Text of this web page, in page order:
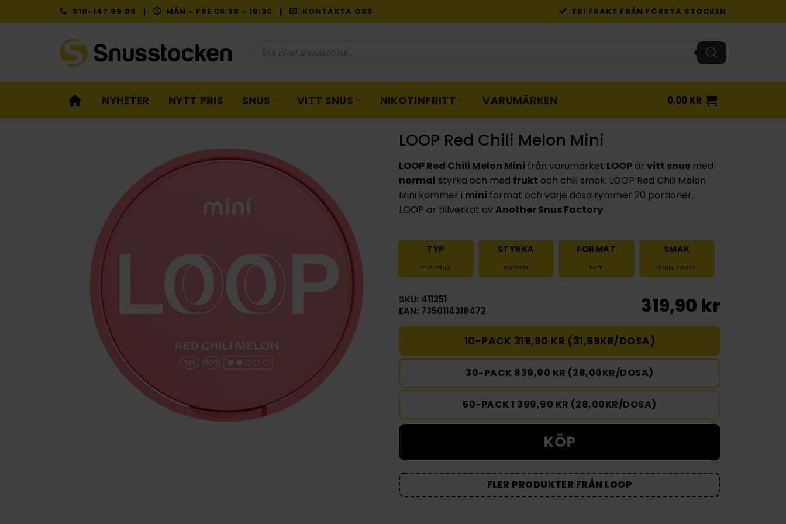
to
010-147 99 00 | MÅN - FRE 08:30 - 19:30 | KONTAKTA OSS FRI FRAKT FRÅN FÖRSTA STOCKEN
NYHETER NYTT PRIS SNUS VITT SNUS NIKOTINFRITT VARUMÄRKEN 0,00 KR
LOOP Red Chili Melon Mini
LOOP Red Chili Melon Mini från varumärket LOOP är vitt snus med
normal styrka och med frukt och chili smak. LOOP Red Chili Melon
Mini kommer i mini format och varje dosa rymmer 20 portioner.
LOOP är tillverkat avAnother Snus Factory.
TYP
VITT SNUS
STYRKA
NORMAL
FORMAT
MINI
SMAK
CHILI, FRUKT
SKU: 411251
EAN: 7350114318472
319,90 kr
10-PACK 319,90 KR (31,99KR/DOSA)
30-PACK 839,90 KR (28,00KR/DOSA)
50-PACK 1 399,90 KR (28,00KR/DOSA)
KÖP
FLER PRODUKTER FRÅN LOOP